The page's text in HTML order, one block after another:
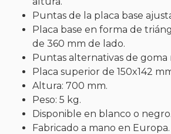
Puntas de la placa base
Placa base en forma de
de 360 mm de lado.
Puntas alternativas de goma
Placa superior de 150x142
Altura: 700 mm.
Peso: 5 kg.
Disponible en blanco o negro.
Fabricado a mano en Europa.